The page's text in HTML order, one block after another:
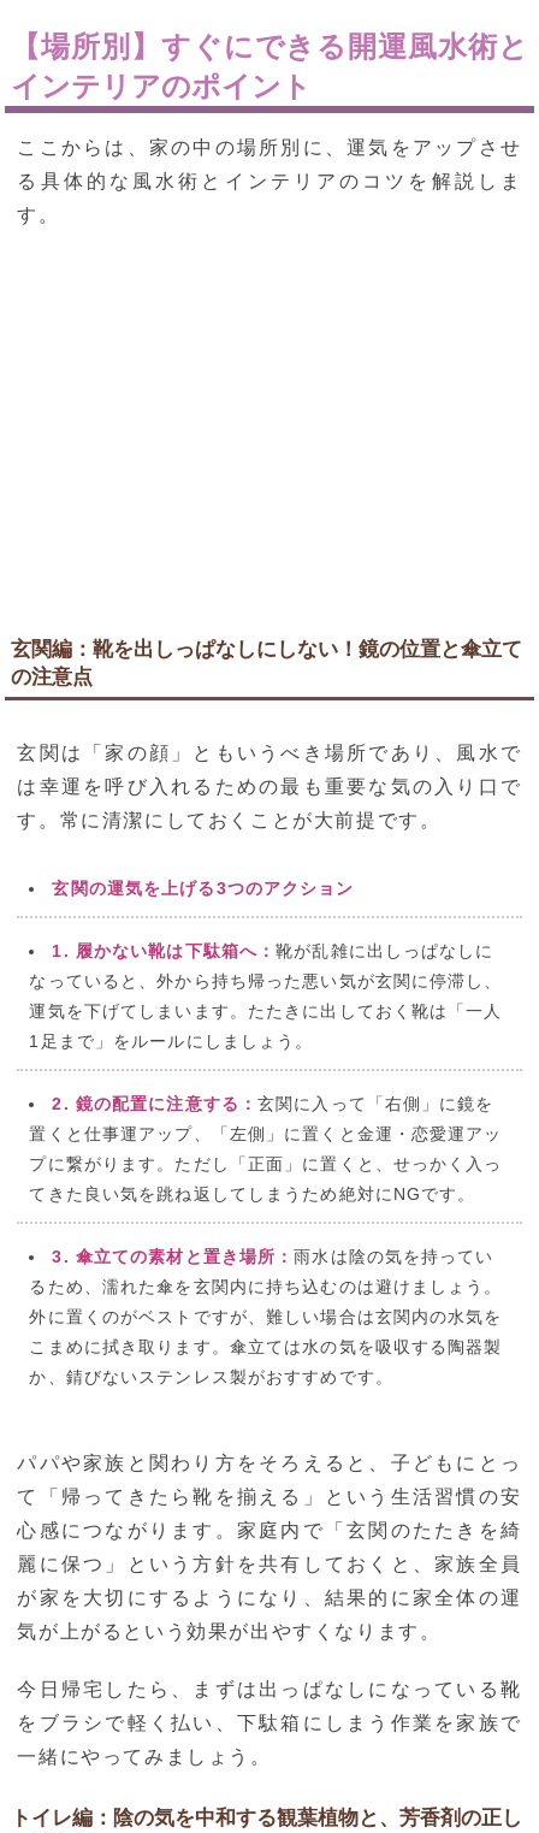
【場所別】すぐにできる開運風水術と
インテリアのポイント
ここからは、家の中の場所別に、運気をアップさせ
る具体的な風水術とインテリアのコツを解説しま
す。
玄関編：靴を出しっぱなしにしない！鏡の位置と傘立て
の注意点
玄関は「家の顔」ともいうべき場所であり、風水で
は幸運を呼び入れるための最も重要な気の入り口で
す。常に清潔にしておくことが大前提です。
玄関の運気を上げる3つのアクション
1. 履かない靴は下駄箱へ：靴が乱雑に出しっぱなしに
なっていると、外から持ち帰った悪い気が玄関に停滞し、
運気を下げてしまいます。たたきに出しておく靴は「一人
1足まで」をルールにしましょう。
2. 鏡の配置に注意する：玄関に入って「右側」に鏡を
置くと仕事運アップ、「左側」に置くと金運・恋愛運アッ
プに繋がります。ただし「正面」に置くと、せっかく入っ
てきた良い気を跳ね返してしまうため絶対にNGです。
3. 傘立ての素材と置き場所：雨水は陰の気を持ってい
るため、濡れた傘を玄関内に持ち込むのは避けましょう。
外に置くのがベストですが、難しい場合は玄関内の水気を
こまめに拭き取ります。傘立ては水の気を吸収する陶器製
か、錆びないステンレス製がおすすめです。
パパや家族と関わり方をそろえると、子どもにとっ
て「帰ってきたら靴を揃える」という生活習慣の安
心感につながります。家庭内で「玄関のたたきを綺
麗に保つ」という方針を共有しておくと、家族全員
が家を大切にするようになり、結果的に家全体の運
気が上がるという効果が出やすくなります。
今日帰宅したら、まずは出っぱなしになっている靴
をブラシで軽く払い、下駄箱にしまう作業を家族で
一緒にやってみましょう。
トイレ編：陰の気を中和する観葉植物と、芳香剤の正し